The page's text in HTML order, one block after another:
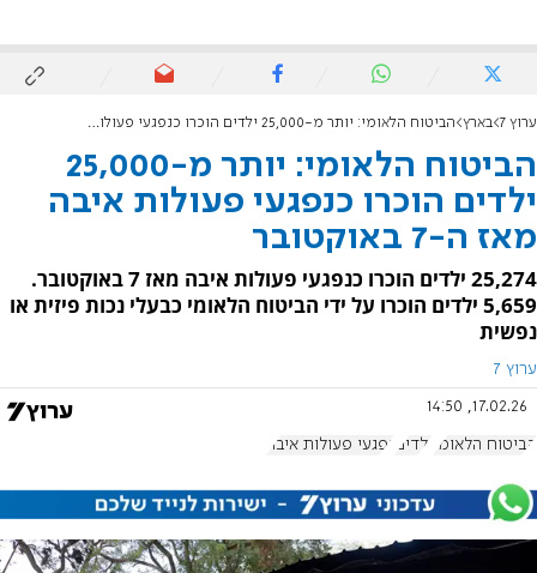
ערוץ 7 בארץ הביטוח הלאומי: יותר מ-25,000 ילדים הוכרו כנפגעי פעולות איבה מאז ה-7 באוקטובר
הביטוח הלאומי: יותר מ-25,000
ילדים הוכרו כנפגעי פעולות איבה
מאז ה-7 באוקטובר
25,274 ילדים הוכרו כנפגעי פעולות איבה מאז 7 באוקטובר.
5,659 ילדים הוכרו על ידי הביטוח הלאומי כבעלי נכות פיזית או
נפשית
ערוץ 7
17.02.26, 14:50
הביטוח הלאומי ילדים נפגעי פעולות איבה